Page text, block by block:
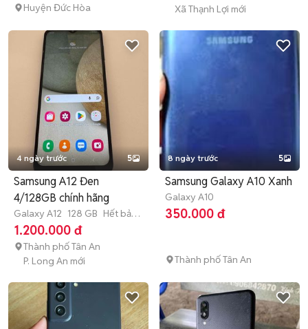
Huyện Đức Hòa
Xã Thạnh Lợi mới
4 ngày trước 5
Samsung A12 Đen
4/128GB chính hãng
Galaxy A12 128 GB Hết bảo
hành
1.200.000 đ
Thành phố Tân An
P. Long An mới
8 ngày trước 5
Samsung Galaxy A10 Xanh
Galaxy A10
350.000 đ
Thành phố Tân An